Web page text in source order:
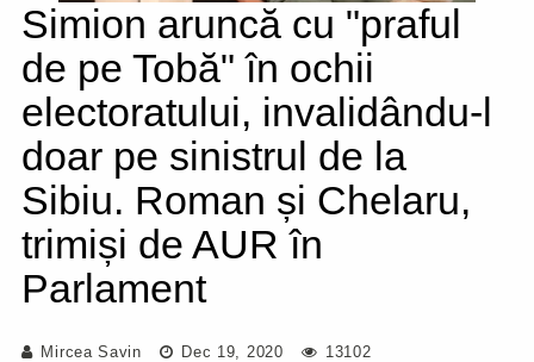
Simion aruncă cu "praful
de pe Tobă" în ochii
electoratului, invalidându-l
doar pe sinistrul de la
Sibiu. Roman și Chelaru,
trimiși de AUR în
Parlament
Mircea Savin Dec 19, 2020 13102